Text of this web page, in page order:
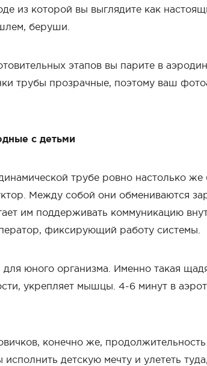
из которой вы выглядите как
беруши.
этапов вы парите в
трубы прозрачные, поэтому ваш
с детьми
трубе ровно настолько
Между собой они обмениваются
им поддерживать коммуникацию
фиксирующий работу системы.
для юного организма. Именно такая
укрепляет мышцы. 4-6 минут в
конечно же,
исполнить детскую мечту и улететь